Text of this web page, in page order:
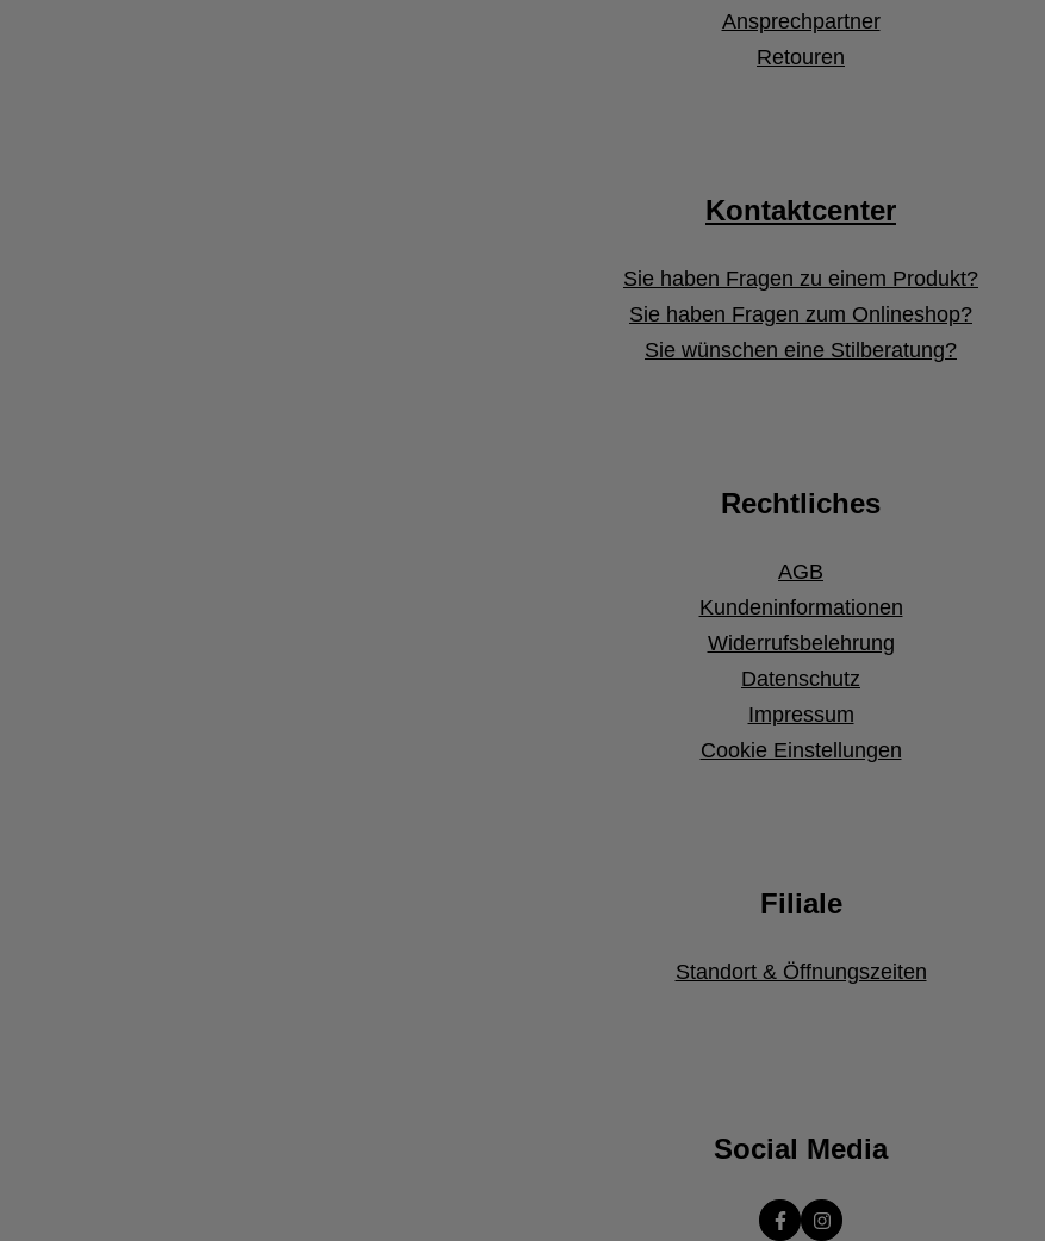
Ansprechpartner
Retouren
Kontaktcenter
Sie haben Fragen zu einem Produkt?
Sie haben Fragen zum Onlineshop?
Sie wünschen eine Stilberatung?
Rechtliches
AGB
Kundeninformationen
Widerrufsbelehrung
Datenschutz
Impressum
Cookie Einstellungen
Filiale
Standort & Öffnungszeiten
Social Media